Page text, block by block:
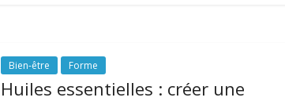
Bien-être Forme
Huiles essentielles : créer une